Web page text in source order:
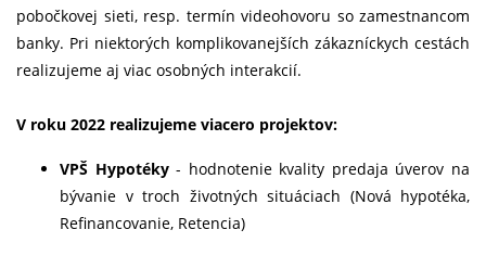
pobočkovej sieti, resp. termín videohovoru so zamestnancom
banky. Pri niektorých komplikovanejších zákazníckych cestách
realizujeme aj viac osobných interakcií.
V roku 2022 realizujeme viacero projektov:
VPŠ Hypotéky- hodnotenie kvality predaja úverov na
bývanie v troch životných situáciach (Nová hypotéka,
Refinancovanie, Retencia)